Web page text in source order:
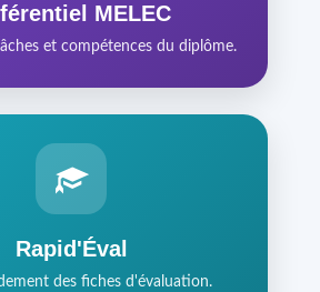
MELEC
et compétences du diplôme.
Rapid'Éval
des fiches d'évaluation.